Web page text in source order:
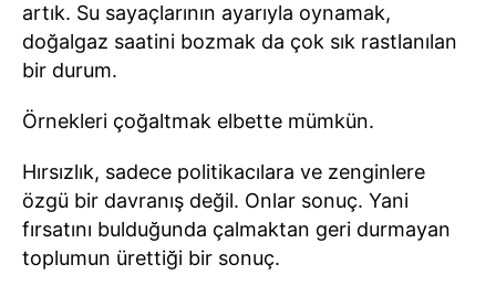
artık. Su sayaçlarının ayarıyla oynamak,
doğalgaz saatini bozmak da çok sık rastlanılan
bir durum.
Örnekleri çoğaltmak elbette mümkün.
Hırsızlık, sadece politikacılara ve zenginlere
özgü bir davranış değil. Onlar sonuç. Yani
fırsatını bulduğunda çalmaktan geri durmayan
toplumun ürettiği bir sonuç.